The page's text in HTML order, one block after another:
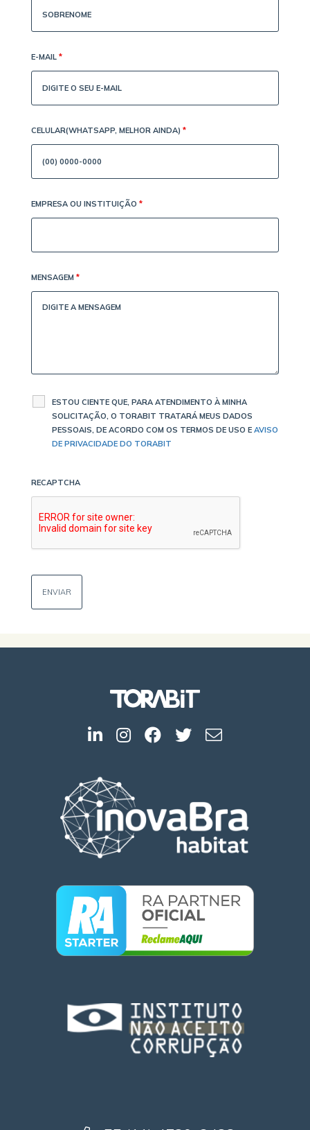
E-MAIL *
CELULAR(WHATSAPP, MELHOR AINDA) *
EMPRESA OU INSTITUIÇÃO *
MENSAGEM *
ESTOU CIENTE QUE, PARA ATENDIMENTO À MINHA
SOLICITAÇÃO, O TORABIT TRATARÁ MEUS DADOS
PESSOAIS, DE ACORDO COM OS TERMOS DE USO E AVISO
DE PRIVACIDADE DO TORABIT
RECAPTCHA